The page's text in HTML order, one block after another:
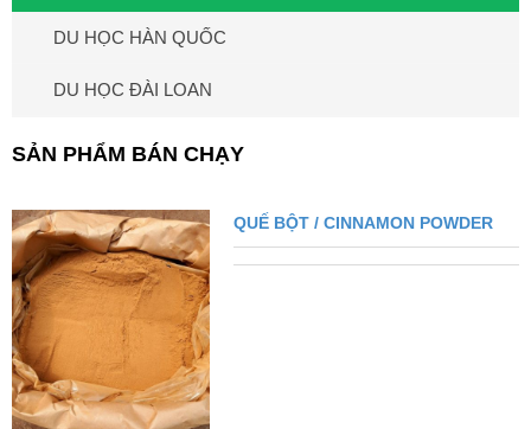
DU HỌC HÀN QUỐC
DU HỌC ĐÀI LOAN
SẢN PHẨM BÁN CHẠY
QUẾ BỘT / CINNAMON POWDER